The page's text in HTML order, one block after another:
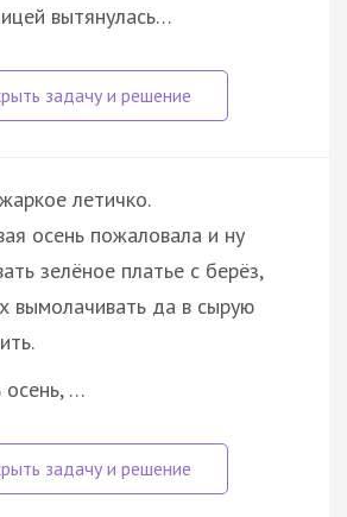
вытянулась…
летичко.
осень пожаловала и ну
зелёное платье с берёз,
вымолачивать да в сырую
осень, …